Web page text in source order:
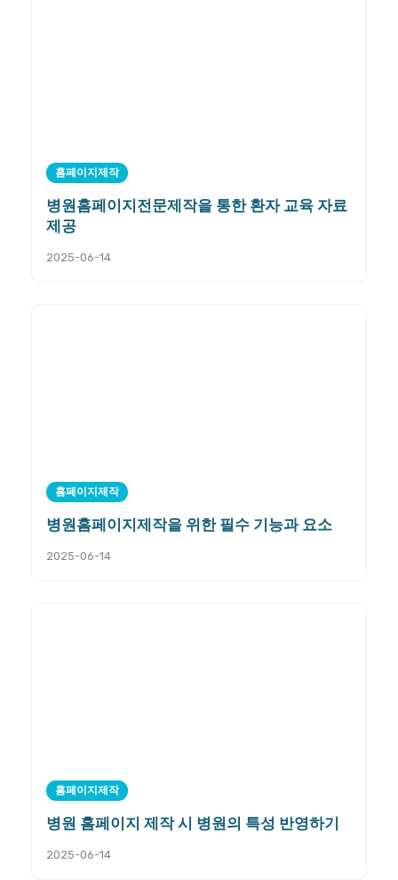
홈페이지제작
병원홈페이지전문제작을 통한 환자 교육 자료
제공
2025-06-14
홈페이지제작
병원홈페이지제작을 위한 필수 기능과 요소
2025-06-14
홈페이지제작
병원 홈페이지 제작 시 병원의 특성 반영하기
2025-06-14